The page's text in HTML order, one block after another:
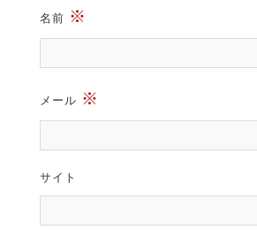
名前 ※
メール ※
サイト